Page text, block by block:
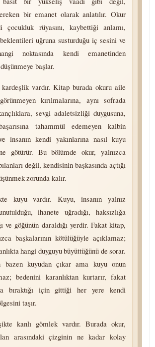
bir emanet olarak anlatılır. Okur
çocukluk rüyasını, kaybettiği anlamı,
beklentileri uğruna susturduğu iç sesini ve
noktasında kendi emanetinden
düşünmeye başlar.
vardır. Kitap burada okuru aile
kırılmalarına, aynı sofrada
sevgi adaletsizliği duygusuna,
tahammül edemeyen kalbin
insanın kendi yakınlarına nasıl kuyu
götürür. Bu bölümde okur, yalnızca
değil, kendisinin başkasında açtığı
zorunda kalır.
kuyu vardır. Kuyu, insanın yalnız
ihanete uğradığı, haksızlığa
ve göğünün daraldığı yerdir. Fakat kitap,
başkalarının kötülüğüyle açıklamaz;
hangi duyguyu büyüttüğünü de sorar.
bazen kuyudan çıkar ama kuyu onun
bedenini karanlıktan kurtarır, fakat
bıraktığı için gittiği her yere kendi
taşır.
kanlı gömlek vardır. Burada okur,
arasındaki çizginin ne kadar kolay